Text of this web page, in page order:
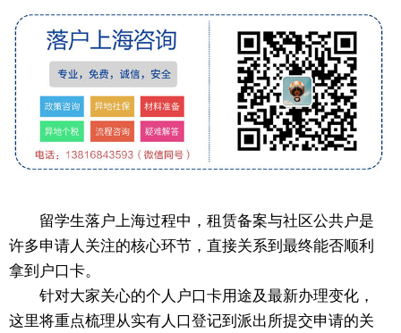
留学生落户上海过程中，租赁备案与社区公共户是
许多申请人关注的核心环节，直接关系到最终能否顺利
拿到户口卡。
针对大家关心的个人户口卡用途及最新办理变化，
这里将重点梳理从实有人口登记到派出所提交申请的关